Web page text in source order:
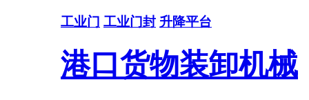
工业门 工业门封 升降平台
港口货物装卸机械